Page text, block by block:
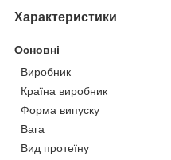
Характеристики
Основні
Виробник
Країна виробник
Форма випуску
Вага
Вид протеїну